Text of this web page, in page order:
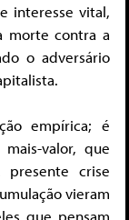
interesse vital,
morte contra a
o adversário
empírica; é
valor, que
presente crise
vieram